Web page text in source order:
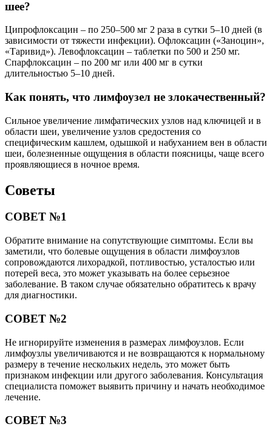
шее?
Ципрофлоксацин – по 250–500 мг 2 раза в сутки 5–10 дней (в
зависимости от тяжести инфекции). Офлоксацин («Заноцин»,
«Таривид»). Левофлоксацин – таблетки по 500 и 250 мг.
Спарфлоксацин – по 200 мг или 400 мг в сутки
длительностью 5–10 дней.
Как понять, что лимфоузел не злокачественный?
Сильное увеличение лимфатических узлов над ключицей и в
области шеи, увеличение узлов средостения со
специфическим кашлем, одышкой и набуханием вен в области
шеи, болезненные ощущения в области поясницы, чаще всего
проявляющиеся в ночное время.
Советы
СОВЕТ №1
Обратите внимание на сопутствующие симптомы. Если вы
заметили, что болевые ощущения в области лимфоузлов
сопровождаются лихорадкой, потливостью, усталостью или
потерей веса, это может указывать на более серьезное
заболевание. В таком случае обязательно обратитесь к врачу
для диагностики.
СОВЕТ №2
Не игнорируйте изменения в размерах лимфоузлов. Если
лимфоузлы увеличиваются и не возвращаются к нормальному
размеру в течение нескольких недель, это может быть
признаком инфекции или другого заболевания. Консультация
специалиста поможет выявить причину и начать необходимое
лечение.
СОВЕТ №3